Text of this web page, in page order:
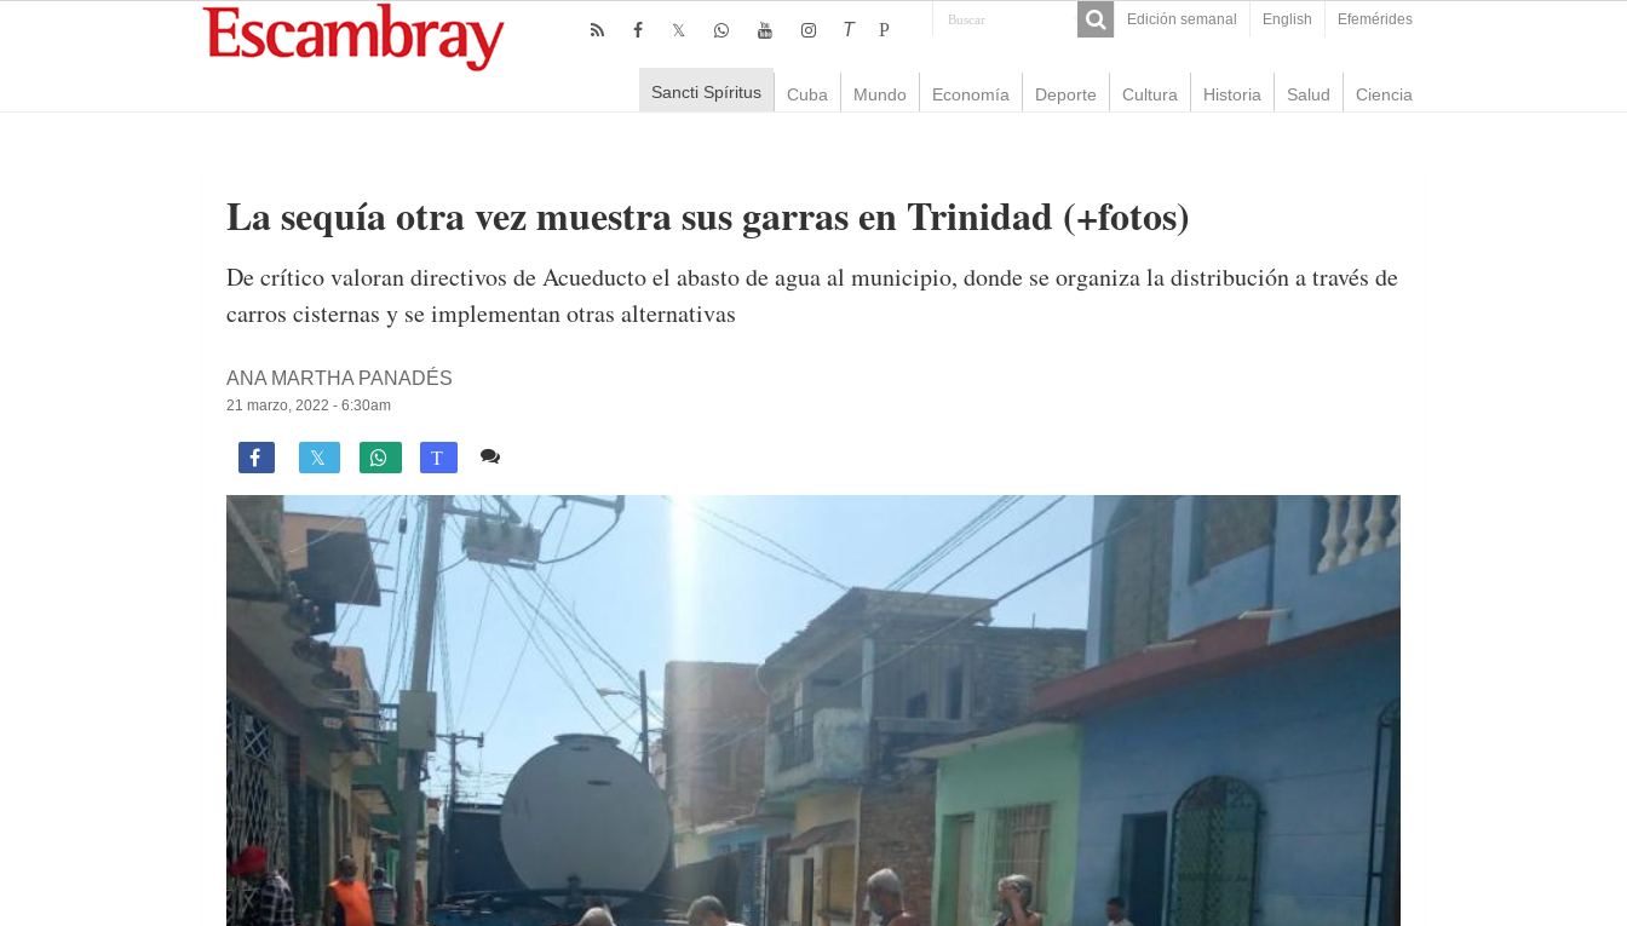
Edición semanal English Efemérides
T P
Sancti Spíritus Cuba Mundo Economía Deporte Cultura Historia Salud Ciencia
La sequía otra vez muestra sus garras en Trinidad (+fotos)
De crítico valoran directivos de Acueducto el abasto de agua al municipio, donde se organiza la distribución a través de
carros cisternas y se implementan otras alternativas
ANA MARTHA PANADÉS
21 marzo, 2022 - 6:30am
 T